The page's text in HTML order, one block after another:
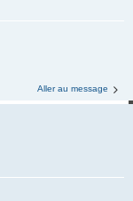
Aller au message